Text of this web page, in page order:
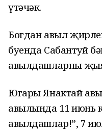
үтәчәк.
Богдан авыл
буенда Сабантуй
авылдашларны
Югары Янактай
авылында 11 июнь
авылдашлар!”, 7